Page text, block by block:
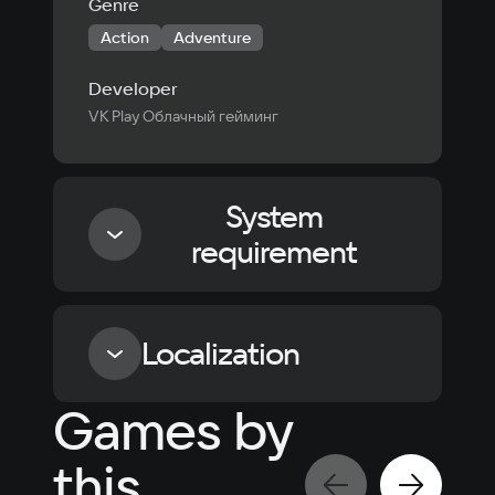
Genre
Action Adventure
Developer
VK Play Облачный гейминг
System
requirement
Minimum
Intel Core i5-2300 | AMD FX-4350
Memory
6 GB ОЗУ
Localization
Language
Russian
Text Voiceover
Language
Spanish
Games by